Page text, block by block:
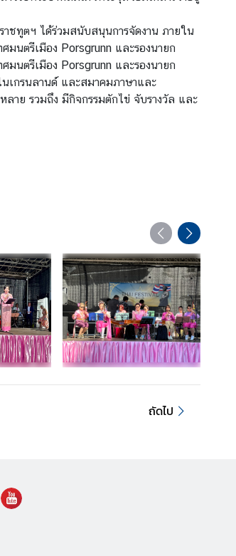
ชทูตฯ ได้ร่วมสนับสนุนการจัดงาน ภายใน
มนตรีเมือง Porsgrunn และรองนายก
มนตรีเมือง Porsgrunn และรองนายก
เกรนลานด์ และสมาคมภาษาและ
าย รวมถึง มีกิจกรรมตักไข่ จับรางวัล และ
ถัดไป